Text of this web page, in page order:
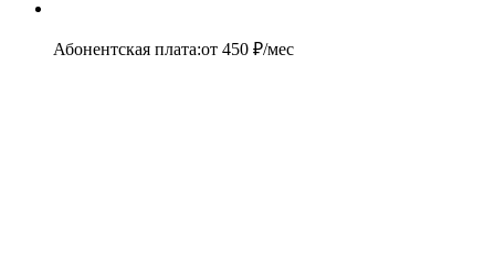
Абонентская плата:от 450 ₽/мес